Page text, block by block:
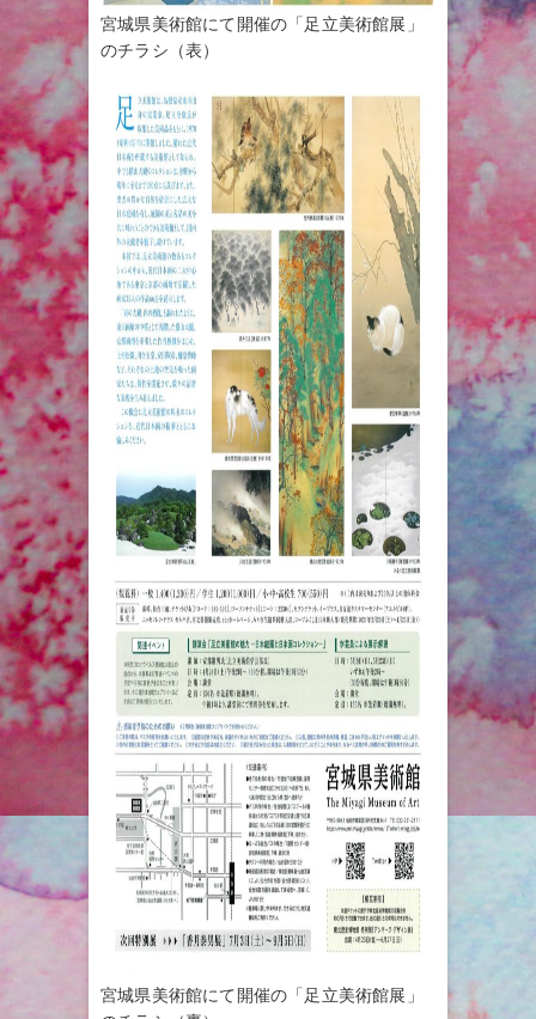
宮城県美術館にて開催の「足立美術館展」
のチラシ（表）
宮城県美術館にて開催の「足立美術館展」